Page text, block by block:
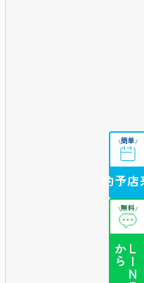
\簡単/
来店予約
\無料/
L
I
N
E
か
ら